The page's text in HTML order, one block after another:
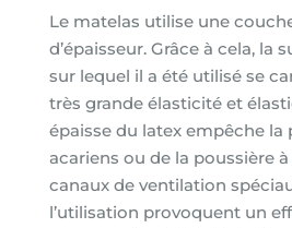
Le matelas utilise une
d’épaisseur. Grâce à cela, la
sur lequel il a été utilisé se
très grande élasticité et
épaisse du latex empêche la
acariens ou de la poussière à
canaux de ventilation
l’utilisation provoquent un